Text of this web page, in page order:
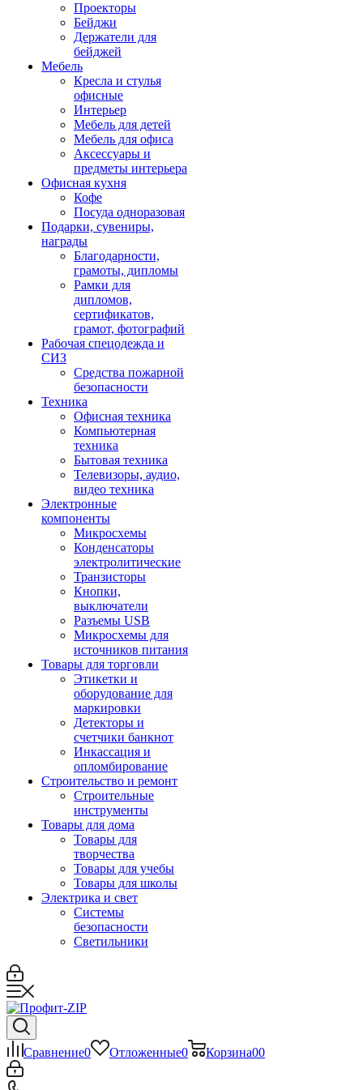
Проекторы
Бейджи
Держатели для
бейджей
Мебель
Кресла и стулья
офисные
Интерьер
Мебель для детей
Мебель для офиса
Аксессуары и
предметы интерьера
Офисная кухня
Кофе
Посуда одноразовая
Подарки, сувениры,
награды
Благодарности,
грамоты, дипломы
Рамки для
дипломов,
сертификатов,
грамот, фотографий
Рабочая спецодежда и
СИЗ
Средства пожарной
безопасности
Техника
Офисная техника
Компьютерная
техника
Бытовая техника
Телевизоры, аудио,
видео техника
Электронные
компоненты
Микросхемы
Конденсаторы
электролитические
Транзисторы
Кнопки,
выключатели
Разъемы USB
Микросхемы для
источников питания
Товары для торговли
Этикетки и
оборудование для
маркировки
Детекторы и
счетчики банкнот
Инкассация и
опломбирование
Строительство и ремонт
Строительные
инструменты
Товары для дома
Товары для
творчества
Товары для учебы
Товары для школы
Электрика и свет
Системы
безопасности
Светильники
Сравнение0 Отложенные0 Корзина00